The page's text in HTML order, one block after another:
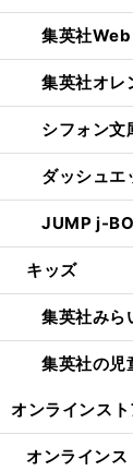
集英社Web
集英社オレ
シフォン文
ダッシュエ
JUMP j-
キッズ
集英社みら
集英社の
オンラインスト
オンラインス